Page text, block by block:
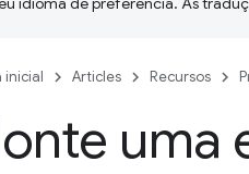
inicial Articles Recursos
uma